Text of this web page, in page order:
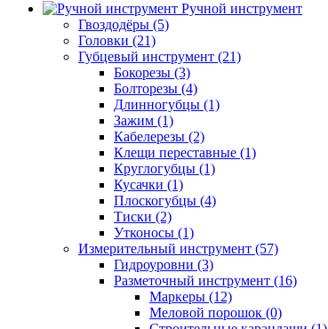
Ручной инструмент
Гвоздодёры (5)
Головки (21)
Губцевый инструмент (21)
Бокорезы (3)
Болторезы (4)
Длинногубцы (1)
Зажим (1)
Кабелерезы (2)
Клещи переставные (1)
Круглогубцы (1)
Кусачки (1)
Плоскогубцы (4)
Тиски (2)
Утконосы (1)
Измерительный инструмент (57)
Гидроуровни (3)
Разметочный инструмент (16)
Маркеры (12)
Меловой порошок (0)